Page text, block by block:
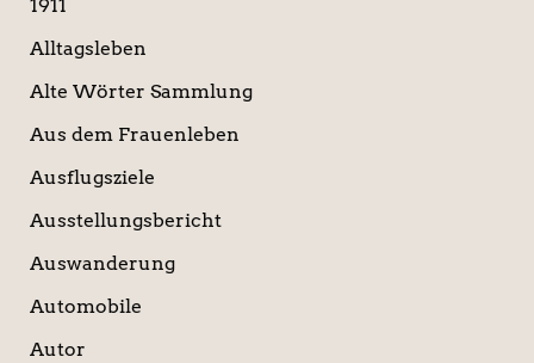
h
1911
Alltagsleben
Alte Wörter Sammlung
Aus dem Frauenleben
Ausflugsziele
Ausstellungsbericht
Auswanderung
Automobile
Autor